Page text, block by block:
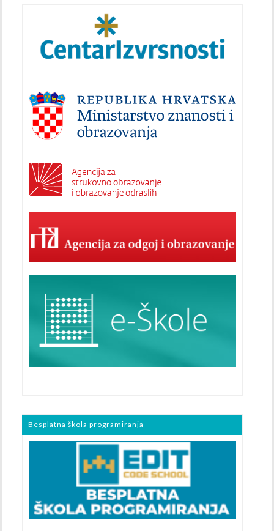
Besplatna škola programiranja